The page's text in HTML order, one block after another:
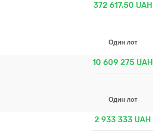
372 617,50 UAH
Один лот
10 609 275 UAH
Один лот
2 933 333 UAH